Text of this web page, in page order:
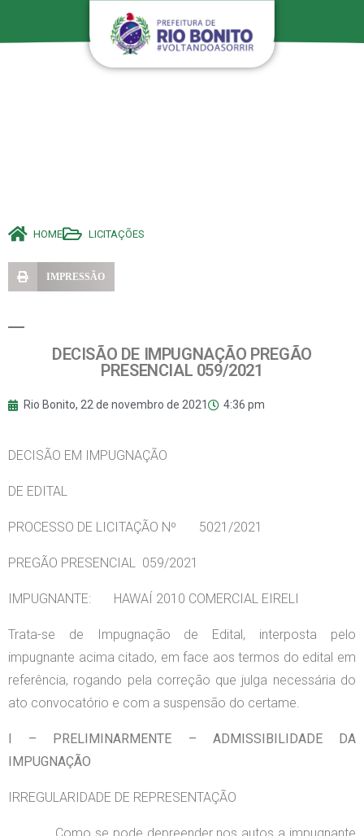
HOME LICITAÇÕES
IMPRESSÃO
DECISÃO DE IMPUGNAÇÃO PREGÃO
PRESENCIAL 059/2021
Rio Bonito, 22 de novembro de 2021 4:36 pm
DECISÃO EM IMPUGNAÇÃO
DE EDITAL
PROCESSO DE LICITAÇÃO Nº 5021/2021
PREGÃO PRESENCIAL 059/2021
IMPUGNANTE: HAWAÍ 2010 COMERCIAL EIRELI
Trata-se de Impugnação de Edital, interposta pelo
impugnante acima citado, em face aos termos do edital em
referência, rogando pela correção que julga necessária do
ato convocatório e com a suspensão do certame.
I – PRELIMINARMENTE – ADMISSIBILIDADE DA
IMPUGNAÇÃO
IRREGULARIDADE DE REPRESENTAÇÃO